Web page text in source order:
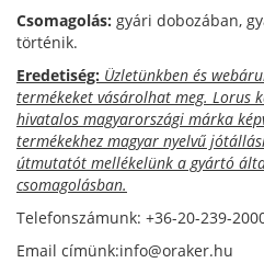
Csomagolás: gyári dobozában,
történik.
Eredetiség: Üzletünkben és
termékeket vásárolhat meg. Lorus
hivatalos magyarországi márka
termékekhez magyar nyelvű
útmutatót mellékelünk a gyártó
csomagolásban.
Telefonszámunk: +36-20-239-
Email címünk:info@oraker.hu